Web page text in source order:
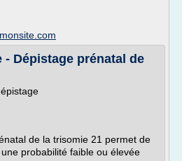
- Dépistage prénatal de
de la trisomie 21 permet de
probabilité faible ou élevée